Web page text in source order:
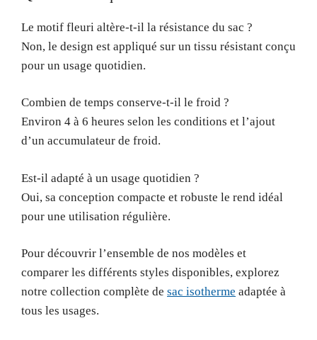
Le motif fleuri altère-t-il la résistance du sac ?
Non, le design est appliqué sur un tissu résistant conçu
pour un usage quotidien.
Combien de temps conserve-t-il le froid ?
Environ 4 à 6 heures selon les conditions et l’ajout
d’un accumulateur de froid.
Est-il adapté à un usage quotidien ?
Oui, sa conception compacte et robuste le rend idéal
pour une utilisation régulière.
Pour découvrir l’ensemble de nos modèles et
comparer les différents styles disponibles, explorez
notre collection complète de sac isotherme adaptée à
tous les usages.